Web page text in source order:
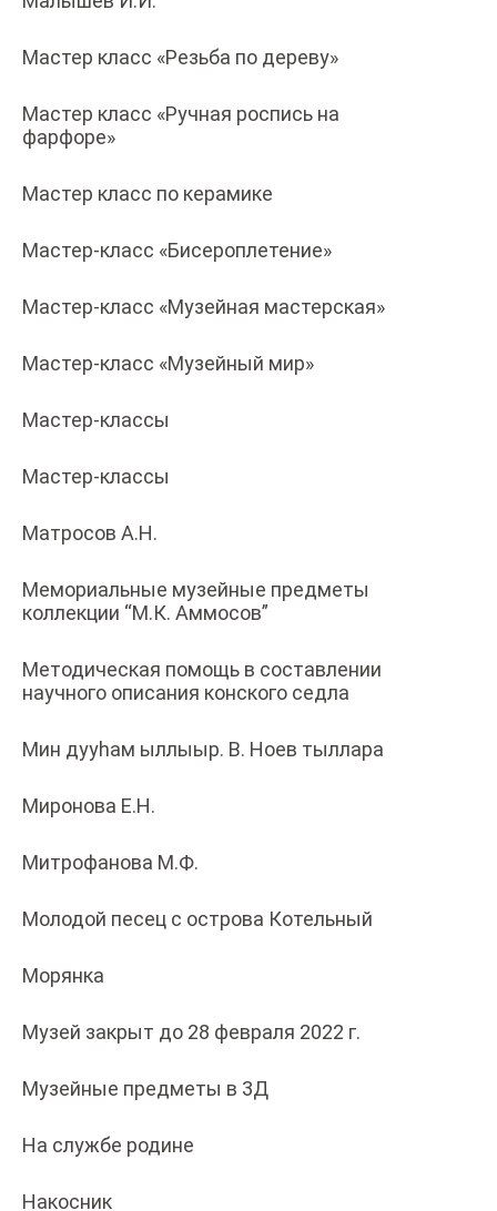
Мастер класс «Резьба по дереву»
Мастер класс «Ручная роспись на
фарфоре»
Мастер класс по керамике
Мастер-класс «Бисероплетение»
Мастер-класс «Музейная мастерская»
Мастер-класс «Музейный мир»
Мастер-классы
Мастер-классы
Матросов А.Н.
Мемориальные музейные предметы
коллекции “М.К. Аммосов”
Методическая помощь в составлении
научного описания конского седла
Мин дууһам ыллыыр. В. Ноев тыллара
Миронова Е.Н.
Митрофанова М.Ф.
Молодой песец с острова Котельный
Морянка
Музей закрыт до 28 февраля 2022 г.
Музейные предметы в 3Д
На службе родине
Накосник